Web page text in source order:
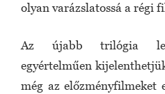
olyan varázslatossá a régi
Az újabb trilógia
egyértelműen
még az előzményfilmeket